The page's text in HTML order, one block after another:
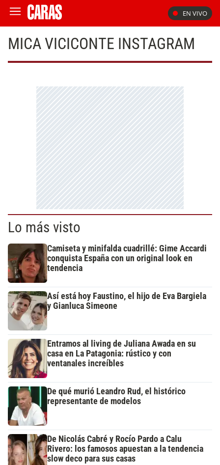
EN VIVO
MICA VICICONTE INSTAGRAM
Lo más visto
Camiseta y minifalda cuadrillé: Gime Accardi
conquista España con un original look en
tendencia
Así está hoy Faustino, el hijo de Eva Bargiela
y Gianluca Simeone
Entramos al living de Juliana Awada en su
casa en La Patagonia: rústico y con
ventanales increíbles
De qué murió Leandro Rud, el histórico
representante de modelos
De Nicolás Cabré y Rocío Pardo a Calu
Rivero: los famosos apuestan a la tendencia
slow deco para sus casas